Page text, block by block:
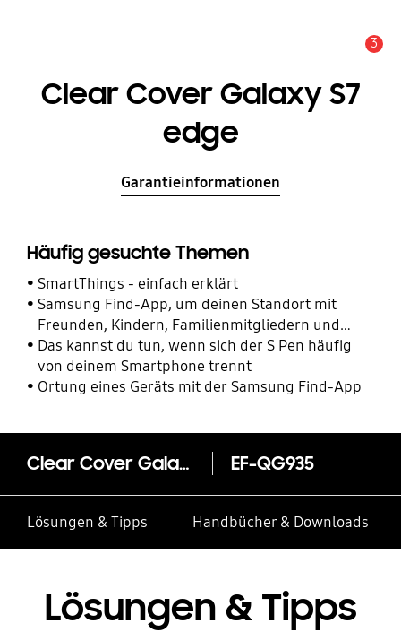
3
Clear Cover Galaxy S7
edge
Garantieinformationen
Häufig gesuchte Themen
SmartThings - einfach erklärt
Samsung Find-App, um deinen Standort mit
Freunden, Kindern, Familienmitgliedern und
anderen Kontakten zu teilen
Das kannst du tun, wenn sich der S Pen häufig
von deinem Smartphone trennt
Ortung eines Geräts mit der Samsung Find-App
Clear Cover Galaxy S7 edge EF-QG935
Lösungen & Tipps Handbücher & Downloads
Lösungen & Tipps